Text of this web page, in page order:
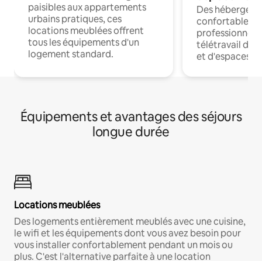
paisibles aux appartements
urbains pratiques, ces
locations meublées offrent
tous les équipements d'un
logement standard.
Des
confortables
professionnels
télétravail
et d'espaces
Équipements et avantages des séjours
longue durée
Locations meublées
Des logements entièrement meublés avec une cuisine,
le wifi et les équipements dont vous avez besoin pour
vous installer confortablement pendant un mois ou
plus. C'est l'alternative parfaite à une location